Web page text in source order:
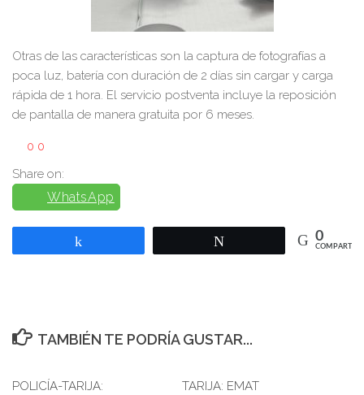
Otras de las características son la captura de fotografías a
poca luz, batería con duración de 2 días sin cargar y carga
rápida de 1 hora. El servicio postventa incluye la reposición
de pantalla de manera gratuita por 6 meses.
0 0
Share on:
WhatsApp
0
COMPARTIR
TAMBIÉN TE PODRÍA GUSTAR...
POLICÍA-TARIJA:
TARIJA: EMAT